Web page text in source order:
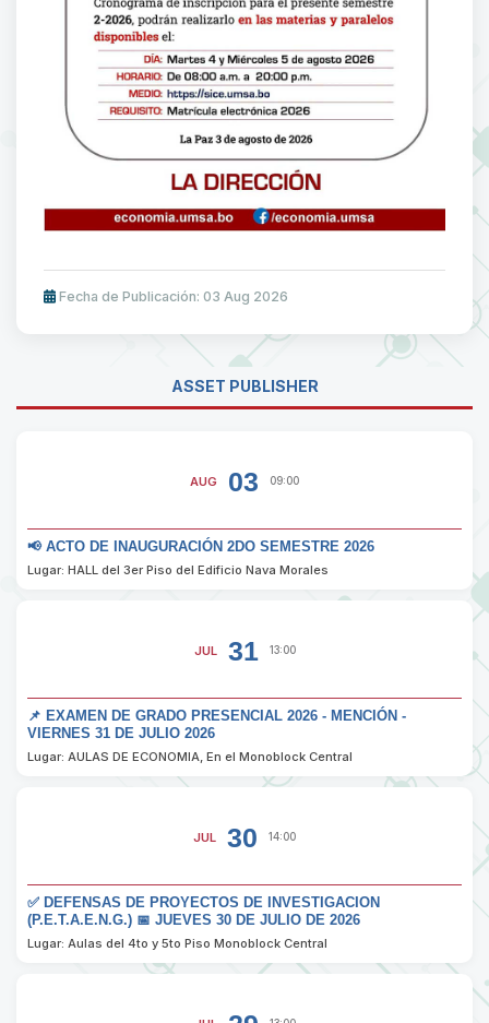
Fecha de Publicación: 03 Aug 2026
ASSET PUBLISHER
AUG 03 09:00
📢 ACTO DE INAUGURACIÓN 2DO SEMESTRE 2026
Lugar: HALL del 3er Piso del Edificio Nava Morales
JUL 31 13:00
📌 EXAMEN DE GRADO PRESENCIAL 2026 - MENCIÓN -
VIERNES 31 DE JULIO 2026
Lugar: AULAS DE ECONOMIA, En el Monoblock Central
JUL 30 14:00
✅ DEFENSAS DE PROYECTOS DE INVESTIGACION
(P.E.T.A.E.N.G.) 📅 JUEVES 30 DE JULIO DE 2026
Lugar: Aulas del 4to y 5to Piso Monoblock Central